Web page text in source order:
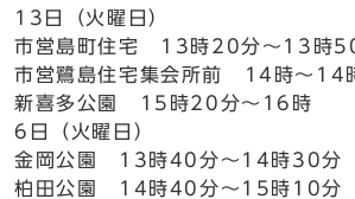
13日（火曜日）
市営島町住宅 13時20分～13時
市営鷺島住宅集会所前 14時～14
新喜多公園 15時20分～16時
6日（火曜日）
金岡公園 13時40分～14時30分
柏田公園 14時40分～15時10分